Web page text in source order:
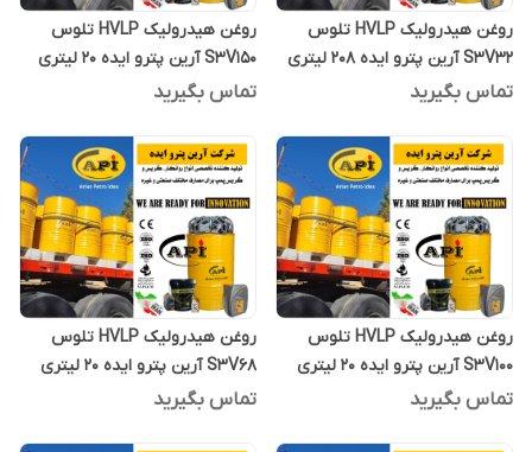
روغن هیدرولیک HVLP تلوس
S3V32 آرین پترو ایده 208 لیتری
تماس بگیرید
روغن هیدرولیک HVLP تلوس
S3V150 آرین پترو ایده 20 لیتری
تماس بگیرید
روغن هیدرولیک HVLP تلوس
S3V100 آرین پترو ایده 20 لیتری
تماس بگیرید
روغن هیدرولیک HVLP تلوس
S3V68 آرین پترو ایده 20 لیتری
تماس بگیرید